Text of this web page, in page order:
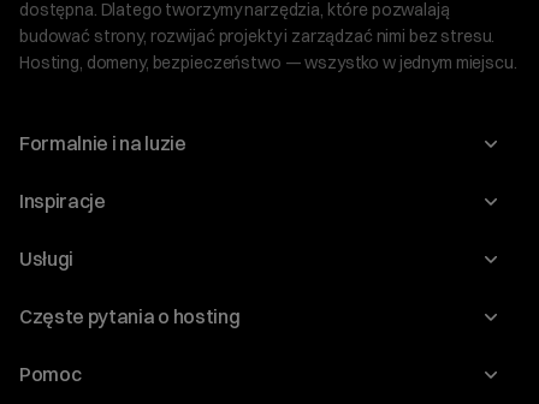
dostępna. Dlatego tworzymy narzędzia, które pozwalają
budować strony, rozwijać projekty i zarządzać nimi bez stresu.
Hosting, domeny, bezpieczeństwo — wszystko w jednym miejscu.
Formalnie i na luzie
O nas
Program Korzyści dla Inwestorów
Regulaminy i specyfikacje
Inspiracje
Blog
WordPress
Audyt stron
Usługi
Domeny
Częste pytania o hosting
Jak przenieść stronę?
Pomoc